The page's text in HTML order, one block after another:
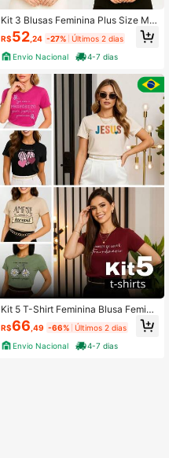
Kit 3 Blusas Feminina Plus Size Mu
scle Tee 100% Algodão Premium -
J00
R$52 ,24 -27% Últimos 2 dias
Envio Nacional
4-7 dias
Kit 5 T-Shirt Feminina Blusa Femini
na Baby Look Feminina Camiseta F
eminina 100% Algodão
R$66 ,49 -66% Últimos 2 dias
Envio Nacional
4-7 dias